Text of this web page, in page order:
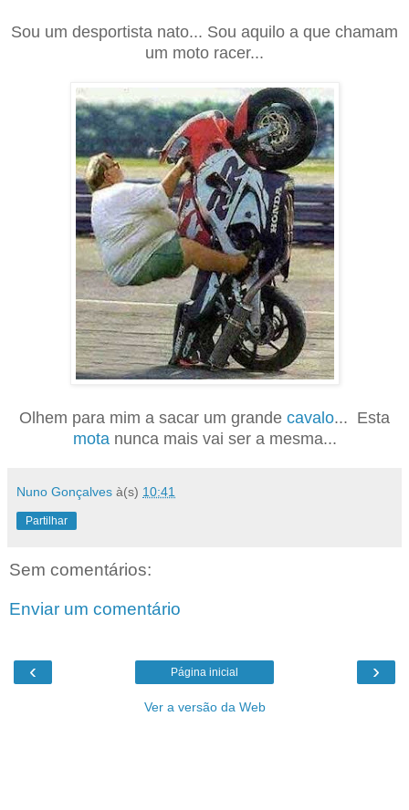
Sou um desportista nato... Sou aquilo a que chamam
um moto racer...
Olhem para mim a sacar um grande cavalo... Esta
mota nunca mais vai ser a mesma...
Nuno Gonçalves à(s) 10:41
Partilhar
Sem comentários:
Enviar um comentário
‹ ›
Página inicial
Ver a versão da Web